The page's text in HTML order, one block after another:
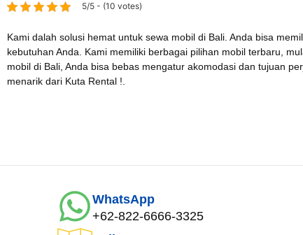
5/5 - (10 votes)
Kami dalah solusi hemat untuk sewa mobil di Bali. Anda bisa
kebutuhan Anda. Kami memiliki berbagai pilihan mobil terbaru,
mobil di Bali, Anda bisa bebas mengatur akomodasi dan tujuan
menarik dari Kuta Rental !.
WhatsApp
+62-822-6666-3325